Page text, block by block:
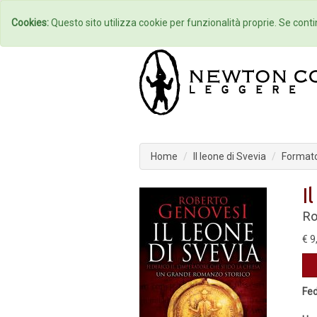
Home Autori
Home Il leone di Svevia
€
Cookies:Questo sito utilizza cookie per funzionalità proprie. Se